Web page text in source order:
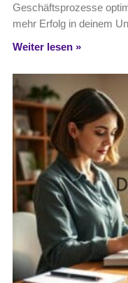
Geschäftsprozesse
mehr Erfolg in deinem
Weiter lesen »